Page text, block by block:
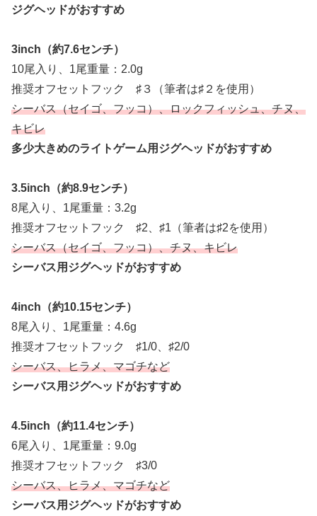
ジグヘッドがおすすめ
3inch（約7.6センチ）
10尾入り、1尾重量：2.0g
推奨オフセットフック ♯３（筆者は♯２を使用）
シーバス（セイゴ、フッコ）、ロックフィッシュ、チヌ、
キビレ
多少大きめのライトゲーム用ジグヘッドがおすすめ
3.5inch（約8.9センチ）
8尾入り、1尾重量：3.2g
推奨オフセットフック ♯2、♯1（筆者は♯2を使用）
シーバス（セイゴ、フッコ）、チヌ、キビレ
シーバス用ジグヘッドがおすすめ
4inch（約10.15センチ）
8尾入り、1尾重量：4.6g
推奨オフセットフック ♯1/0、♯2/0
シーバス、ヒラメ、マゴチなど
シーバス用ジグヘッドがおすすめ
4.5inch（約11.4センチ）
6尾入り、1尾重量：9.0g
推奨オフセットフック ♯3/0
シーバス、ヒラメ、マゴチなど
シーバス用ジグヘッドがおすすめ